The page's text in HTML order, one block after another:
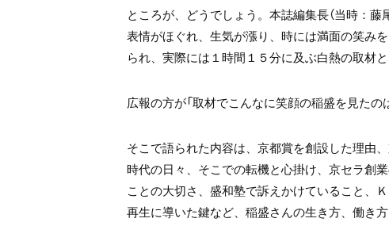
ところが、どうでしょう。本誌編集長（当時：
表情がほぐれ、生気が漲り、時には満面の笑み
られ、実際には１時間１５分に及ぶ白熱の取材と
広報の方が「取材でこんなに笑顔の稲盛を見たの
そこで語られた内容は、京都賞を創設した理由
時代の日々、そこでの転機と心掛け、京セラ創
ことの大切さ、盛和塾で訴えかけていること、
再生に導いた鍵など、稲盛さんの生き方、働き